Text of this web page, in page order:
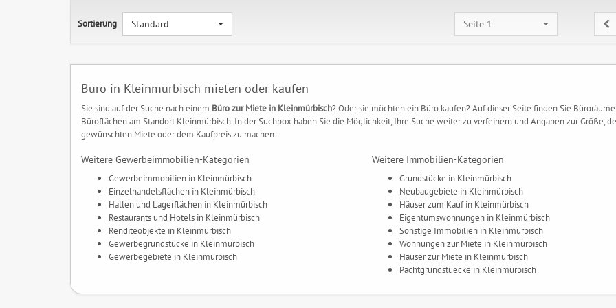
Sortierung Standard Seite 1
Büro in Kleinmürbisch mieten oder kaufen
Sie sind auf der Suche nach einem Büro zur Miete in Kleinmürbisch? Oder sie möchten ein Büro kaufen? Auf dieser Seite finden Sie
Büroflächen am Standort Kleinmürbisch. In der Suchbox haben Sie die Möglichkeit, Ihre Suche weiter zu verfeinern und Angaben zur Größe,
gewünschten Miete oder dem Kaufpreis zu machen.
Weitere Gewerbeimmobilien-Kategorien
Gewerbeimmobilien in Kleinmürbisch
Einzelhandelsflächen in Kleinmürbisch
Hallen und Lagerflächen in Kleinmürbisch
Restaurants und Hotels in Kleinmürbisch
Renditeobjekte in Kleinmürbisch
Gewerbegrundstücke in Kleinmürbisch
Gewerbegebiete in Kleinmürbisch
Weitere Immobilien-Kategorien
Grundstücke in Kleinmürbisch
Neubaugebiete in Kleinmürbisch
Häuser zum Kauf in Kleinmürbisch
Eigentumswohnungen in Kleinmürbisch
Sonstige Immobilien in Kleinmürbisch
Wohnungen zur Miete in Kleinmürbisch
Häuser zur Miete in Kleinmürbisch
Pachtgrundstuecke in Kleinmürbisch